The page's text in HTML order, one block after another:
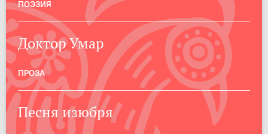
ПОЭЗИЯ
Доктор Умар
ПРОЗА
Песня изюбря